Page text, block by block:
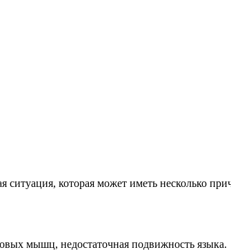
ситуация, которая может иметь несколько
мышц, недостаточная подвижность языка.